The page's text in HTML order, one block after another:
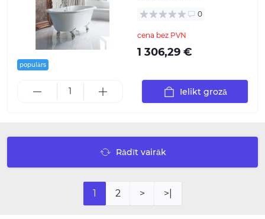
populārs
0
cena bez PVN
1 306,29 €
Ielikt grozā
Rādīt vairāk
1 2 > >|